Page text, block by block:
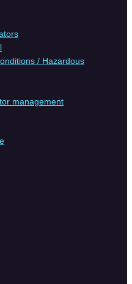
/ Hazardous
management